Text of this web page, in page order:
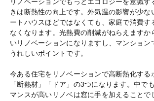
きは断熱性の向上です。外気温の影響が少な
ートハウスほどではなくても、家庭で消費す
なくなります。光熱費の削減がねらえますか
いリノベーションになりますし、マンション
うれしいポイントです。
今ある住宅をリノベーションで高断熱化する
「断熱材」「ドア」の3つになります。中で
マンスが高いリノベは窓に手を加えることで